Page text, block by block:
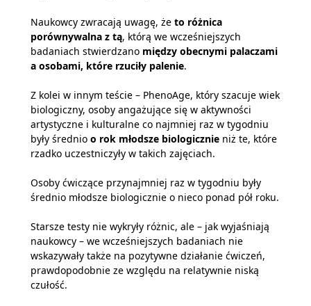
Naukowcy zwracają uwagę, że to różnica
porównywalna z tą, którą we wcześniejszych
badaniach stwierdzano między obecnymi palaczami
a osobami, które rzuciły palenie.
Z kolei w innym teście – PhenoAge, który szacuje wiek
biologiczny, osoby angażujące się w aktywności
artystyczne i kulturalne co najmniej raz w tygodniu
były średnio o rok młodsze biologicznie niż te, które
rzadko uczestniczyły w takich zajęciach.
Osoby ćwiczące przynajmniej raz w tygodniu były
średnio młodsze biologicznie o nieco ponad pół roku.
Starsze testy nie wykryły różnic, ale – jak wyjaśniają
naukowcy – we wcześniejszych badaniach nie
wskazywały także na pozytywne działanie ćwiczeń,
prawdopodobnie ze względu na relatywnie niską
czułość.